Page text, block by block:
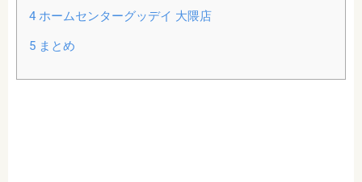
4ホームセンターグッデイ 大隈店
5まとめ